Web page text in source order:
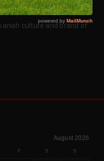
and new.'
culture and brand of
August 2026
F S S